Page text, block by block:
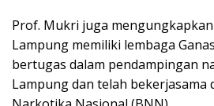
Prof. Mukri juga
Lampung memiliki lembaga
bertugas dalam pendampingan
Lampung dan telah bekerjasama